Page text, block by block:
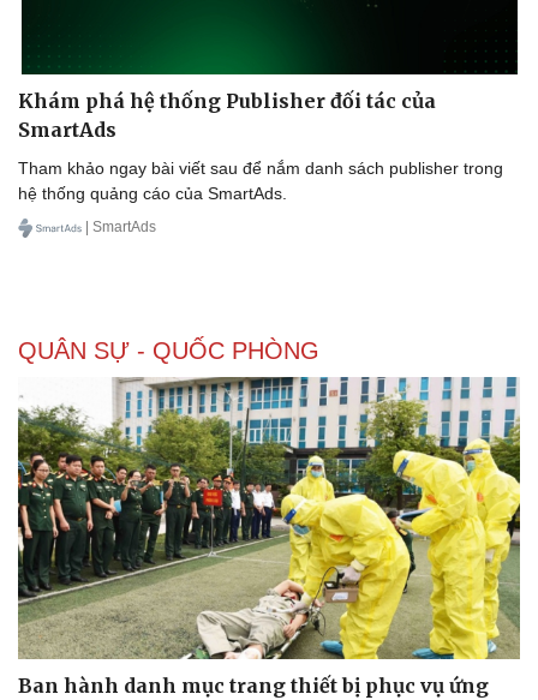
Khám phá hệ thống Publisher đối tác của
SmartAds
Tham khảo ngay bài viết sau để nắm danh sách publisher trong
hệ thống quảng cáo của SmartAds.
| SmartAds
QUÂN SỰ - QUỐC PHÒNG
Ban hành danh mục trang thiết bị phục vụ ứng